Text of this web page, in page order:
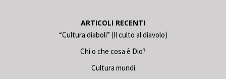
ARTICOLI RECENTI
“Cultura diaboli” (Il culto al diavolo)
Chi o che cosa è Dio?
Cultura mundi